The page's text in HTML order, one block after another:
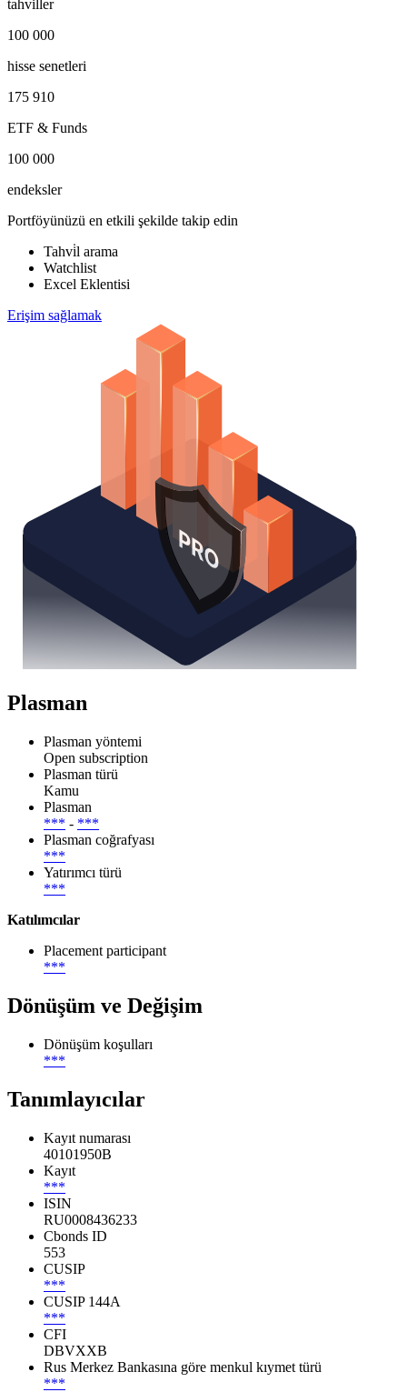
tahvi̇ller
100 000
hisse senetleri
175 910
ETF & Funds
100 000
endeksler
Portföyünüzü en etkili şekilde takip edin
Tahvi̇l arama
Watchlist
Excel Eklentisi
Erişim sağlamak
Plasman
Plasman yöntemi
Open subscription
Plasman türü
Kamu
Plasman
*** - ***
Plasman coğrafyası
***
Yatırımcı türü
***
Katılımcılar
Placement participant
***
Dönüşüm ve Değişim
Dönüşüm koşulları
***
Tanımlayıcılar
Kayıt numarası
40101950B
Kayıt
***
ISIN
RU0008436233
Cbonds ID
553
CUSIP
***
CUSIP 144A
***
CFI
DBVXXB
Rus Merkez Bankasına göre menkul kıymet türü
***